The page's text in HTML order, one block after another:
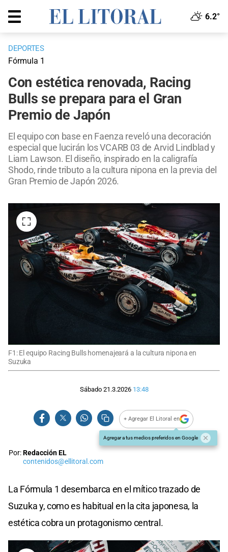
6.2°
DEPORTES
Fórmula 1
Con estética renovada, Racing
Bulls se prepara para el Gran
Premio de Japón
El equipo con base en Faenza reveló una decoración
especial que lucirán los VCARB 03 de Arvid Lindblad y
Liam Lawson. El diseño, inspirado en la caligrafía
Shodo, rinde tributo a la cultura nipona en la previa del
Gran Premio de Japón 2026.
F1: El equipo Racing Bulls homenajeará a la cultura nipona en
Suzuka
Sábado 21.3.2026 13:48
+ Agregar El Litoral en
Agregar a tus medios preferidos en Google
Por:Redacción EL
contenidos@ellitoral.com
La Fórmula 1 desembarca en el mítico trazado de
Suzuka y, como es habitual en la cita japonesa, la
estética cobra un protagonismo central.